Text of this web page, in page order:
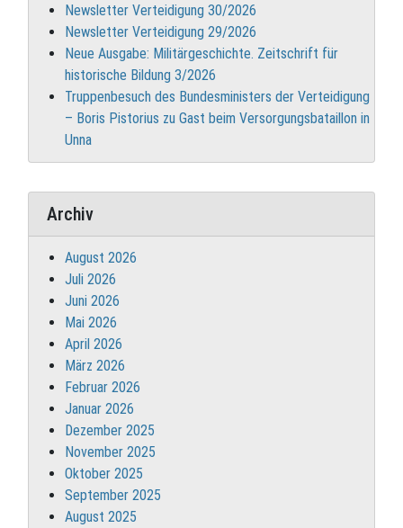
Newsletter Verteidigung 30/2026
Newsletter Verteidigung 29/2026
Neue Ausgabe: Militärgeschichte. Zeitschrift für
historische Bildung 3/2026
Truppenbesuch des Bundesministers der Verteidigung
– Boris Pistorius zu Gast beim Versorgungsbataillon in
Unna
Archiv
August 2026
Juli 2026
Juni 2026
Mai 2026
April 2026
März 2026
Februar 2026
Januar 2026
Dezember 2025
November 2025
Oktober 2025
September 2025
August 2025